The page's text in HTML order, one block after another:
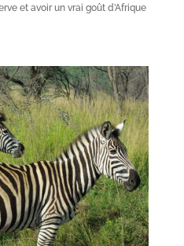
et avoir un vrai goût d’Afrique